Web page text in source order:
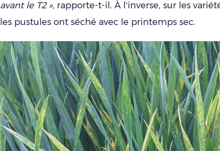
avant le T2 », rapporte-t-il. À l’inverse, sur les
les pustules ont séché avec le printemps sec.